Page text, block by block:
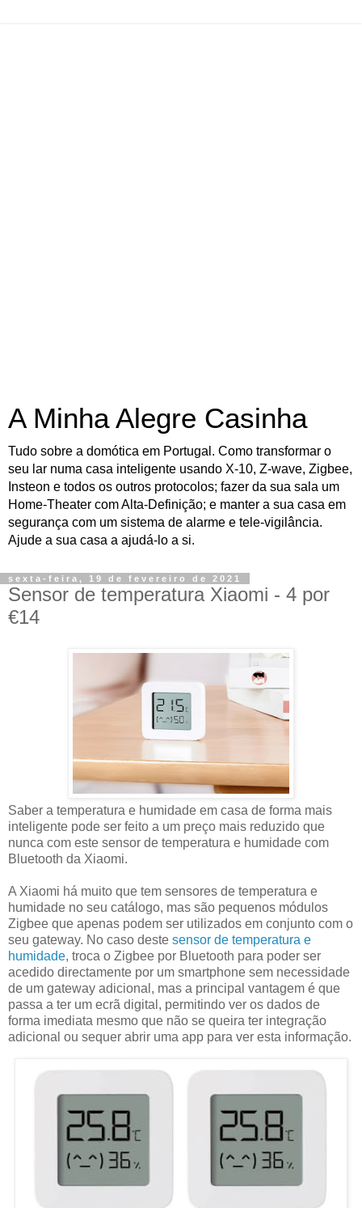
A Minha Alegre Casinha
Tudo sobre a domótica em Portugal. Como transformar o
seu lar numa casa inteligente usando X-10, Z-wave, Zigbee,
Insteon e todos os outros protocolos; fazer da sua sala um
Home-Theater com Alta-Definição; e manter a sua casa em
segurança com um sistema de alarme e tele-vigilância.
Ajude a sua casa a ajudá-lo a si.
sexta-feira, 19 de fevereiro de 2021
Sensor de temperatura Xiaomi - 4 por
€14
Saber a temperatura e humidade em casa de forma mais
inteligente pode ser feito a um preço mais reduzido que
nunca com este sensor de temperatura e humidade com
Bluetooth da Xiaomi.
A Xiaomi há muito que tem sensores de temperatura e
humidade no seu catálogo, mas são pequenos módulos
Zigbee que apenas podem ser utilizados em conjunto com o
seu gateway. No caso deste sensor de temperatura e
humidade, troca o Zigbee por Bluetooth para poder ser
acedido directamente por um smartphone sem necessidade
de um gateway adicional, mas a principal vantagem é que
passa a ter um ecrã digital, permitindo ver os dados de
forma imediata mesmo que não se queira ter integração
adicional ou sequer abrir uma app para ver esta informação.